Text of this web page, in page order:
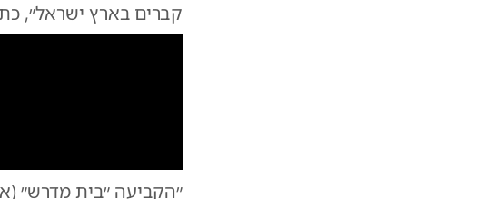
קברים בארץ ישראל״,
לא תאמינו איפה נמצא קבר יהושע בן נון! | גילוי מפתיע 15 דקות ממודיעין עילית
״הקביעה ״בית מדרש״